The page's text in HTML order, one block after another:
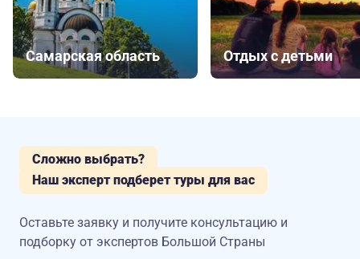
Самарская область Отдых с детьми
Сложно выбрать?
Наш эксперт подберет туры для вас
Оставьте заявку и получите консультацию и
подборку от экспертов Большой Страны